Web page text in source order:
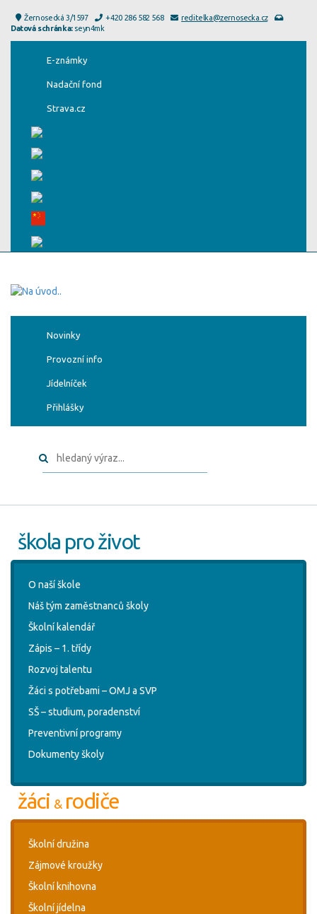
Žernosecká 3/1597 +420 286 582 568
reditelka@zernosecka.cz
Datová schránka:seyn4mk
E-známky
Nadační fond
Strava.cz
Novinky
Provozní info
Jídelníček
Přihlášky
škola pro život
O naší škole
Náš tým zaměstnanců školy
Školní kalendář
Zápis – 1. třídy
Rozvoj talentu
Žáci s potřebami – OMJ a SVP
SŠ – studium, poradenství
Preventivní programy
Dokumenty školy
žáci &rodiče
Školní družina
Zájmové kroužky
Školní knihovna
Školní jídelna